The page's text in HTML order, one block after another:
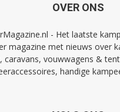
OVER ONS
- Het laatste
magazine met nieuws over
caravans, vouwwagens &
handige